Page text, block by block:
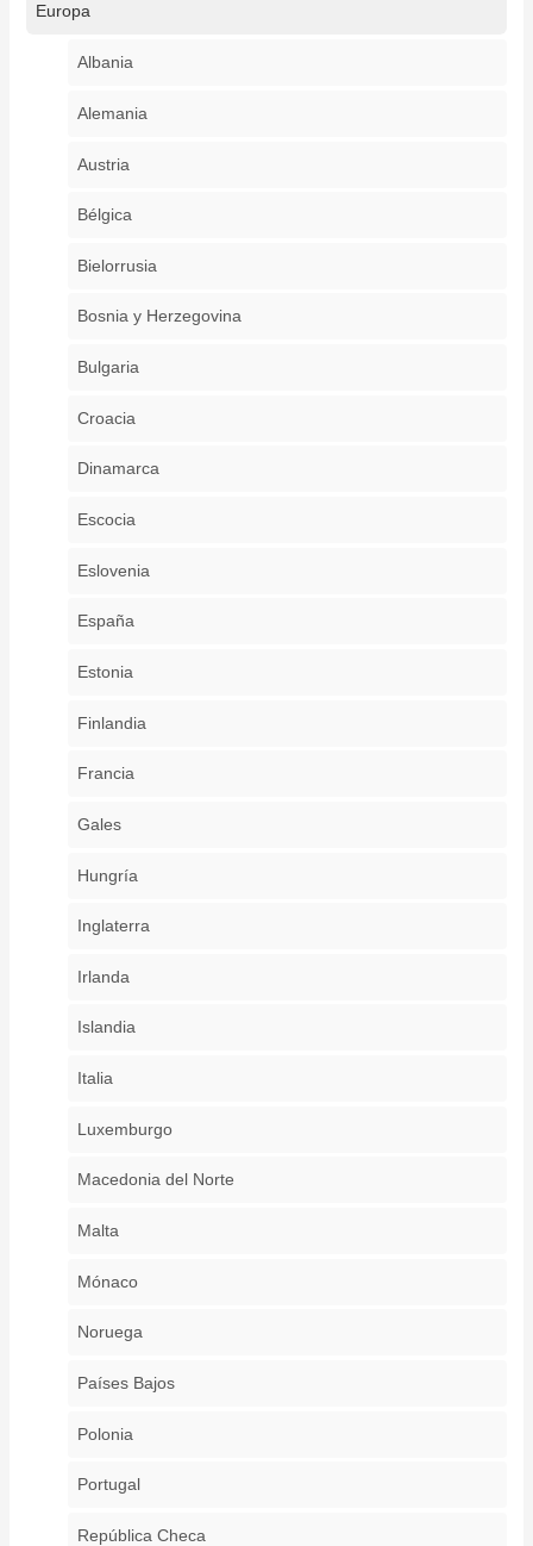
Europa
Albania
Alemania
Austria
Bélgica
Bielorrusia
Bosnia y Herzegovina
Bulgaria
Croacia
Dinamarca
Escocia
Eslovenia
España
Estonia
Finlandia
Francia
Gales
Hungría
Inglaterra
Irlanda
Islandia
Italia
Luxemburgo
Macedonia del Norte
Malta
Mónaco
Noruega
Países Bajos
Polonia
Portugal
República Checa